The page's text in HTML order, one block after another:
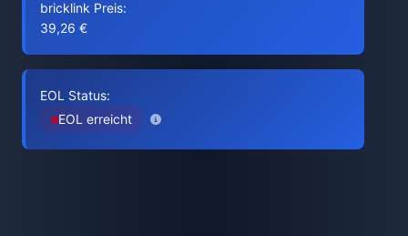
bricklink Preis:
39,26 €
EOL Status:
EOL erreicht